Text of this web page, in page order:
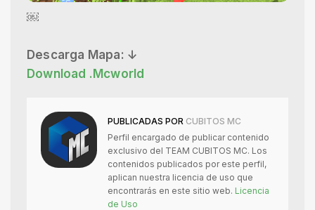
￼
Descarga Mapa: ↓
Download .Mcworld
PUBLICADAS POR CUBITOS MC
Perfil encargado de publicar contenido
exclusivo del TEAM CUBITOS MC. Los
contenidos publicados por este perfil,
aplican nuestra licencia de uso que
encontrarás en este sitio web. Licencia
de Uso